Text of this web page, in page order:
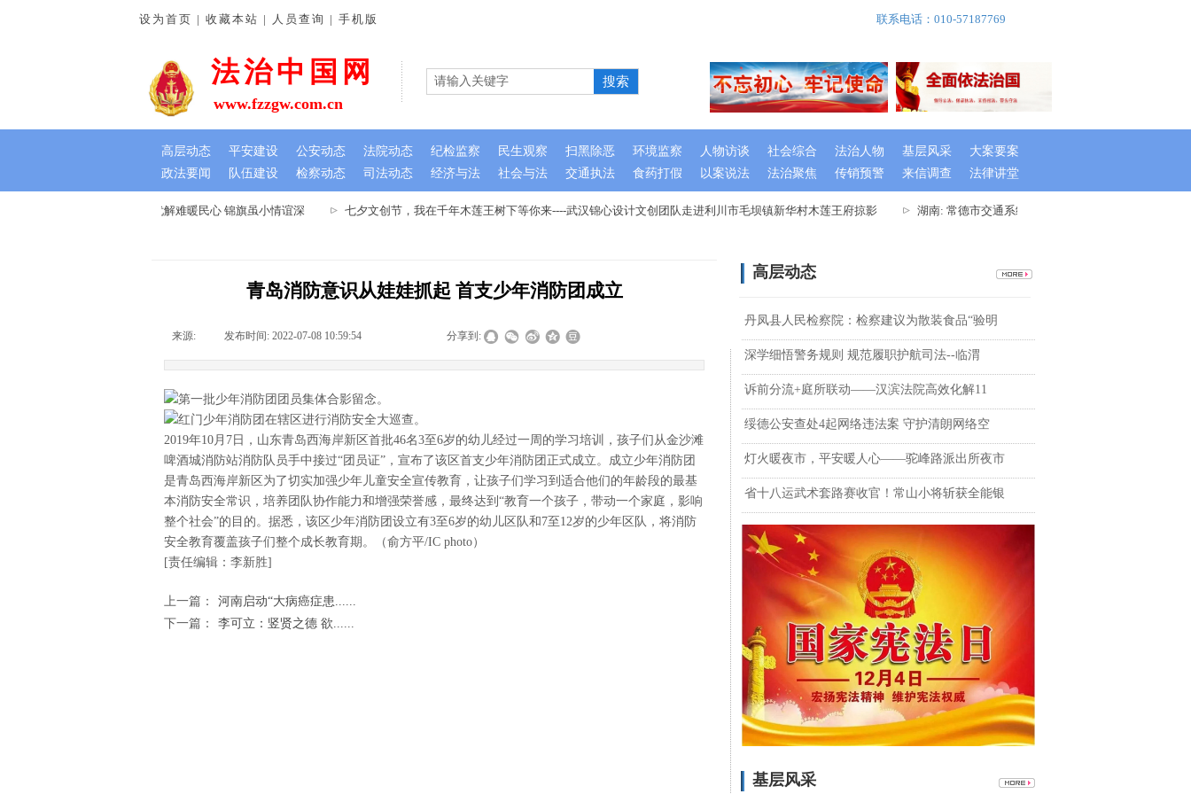
河南通许法院：排忧解难暖民心 锦旗虽小情谊深 七夕文创节，我在千年木莲王树下等你来----武汉锦心设计文创团队走进利川市毛坝镇新华村木莲王府掠影 湖南: 常德市交通系统举办出租车驾驶员创文专题培训班
法治中国网
政法要闻 队伍建设 检察动态 司法动态 经济与法 社会与法 交通执法 食药打假 以案说法 法治聚焦 传销预警 来信调查 法律讲堂
设为首页 | 收藏本站 | 人员查询 | 手机版 联系电话：010-57187769
搜索
www.fzzgw.com.cn
高层动态 平安建设 公安动态 法院动态 纪检监察 民生观察 扫黑除恶 环境监察 人物访谈 社会综合 法治人物 基层风采 大案要案
高层动态
青岛消防意识从娃娃抓起 首支少年消防团成立
来源: 发布时间: 2022-07-08 10:59:54 分享到:
2019年10月7日，山东青岛西海岸新区首批46名3至6岁的幼儿经过一周的学习培训，孩子们从金沙滩
啤酒城消防站消防队员手中接过“团员证”，宣布了该区首支少年消防团正式成立。成立少年消防团
是青岛西海岸新区为了切实加强少年儿童安全宣传教育，让孩子们学习到适合他们的年龄段的最基
本消防安全常识，培养团队协作能力和增强荣誉感，最终达到“教育一个孩子，带动一个家庭，影响
整个社会”的目的。据悉，该区少年消防团设立有3至6岁的幼儿区队和7至12岁的少年区队，将消防
安全教育覆盖孩子们整个成长教育期。（俞方平/IC photo）
[责任编辑：李新胜]
上一篇：
河南启动“大病癌症患......
下一篇：
李可立：竖贤之德 欲......
丹凤县人民检察院：检察建议为散装食品“验明
深学细悟警务规则 规范履职护航司法--临渭
诉前分流+庭所联动——汉滨法院高效化解11
绥德公安查处4起网络违法案 守护清朗网络空
灯火暖夜市，平安暖人心——驼峰路派出所夜市
省十八运武术套路赛收官！常山小将斩获全能银
基层风采